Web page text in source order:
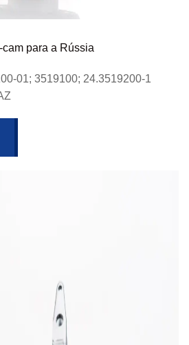
para a Rússia
01; 3519100; 24.3519200-1